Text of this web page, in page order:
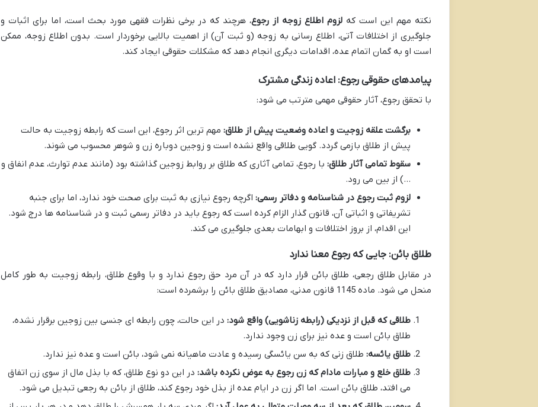
نکته مهم این است کهلزوم اطلاع زوجه از رجوع، هرچند که در برخی نظرات فقهی مورد بحث است، اما برای اثبات و
جلوگیری از اختلافات آتی، اطلاع رسانی به زوجه (و ثبت آن) از اهمیت بالایی برخوردار است. بدون اطلاع زوجه، ممکن
است او به گمان اتمام عده، اقدامات دیگری انجام دهد که مشکلات حقوقی ایجاد کند.
پیامدهای حقوقی رجوع: اعاده زندگی مشترک
با تحقق رجوع، آثار حقوقی مهمی مترتب می شود:
برگشت علقه زوجیت و اعاده وضعیت پیش از طلاق: مهم ترین اثر رجوع، این است که رابطه زوجیت به حالت
پیش از طلاق بازمی گردد. گویی طلاقی واقع نشده است و زوجین دوباره زن و شوهر محسوب می شوند.
سقوط تمامی آثار طلاق: با رجوع، تمامی آثاری که طلاق بر روابط زوجین گذاشته بود (مانند عدم توارث، عدم انفاق و
…) از بین می رود.
لزوم ثبت رجوع در شناسنامه و دفاتر رسمی: اگرچه رجوع نیازی به ثبت برای صحت خود ندارد، اما برای جنبه
تشریفاتی و اثباتی آن، قانون گذار الزام کرده است که رجوع باید در دفاتر رسمی ثبت و در شناسنامه ها درج شود.
این اقدام، از بروز اختلافات و ابهامات بعدی جلوگیری می کند.
طلاق بائن: جایی که رجوع معنا ندارد
در مقابل طلاق رجعی، طلاق بائن قرار دارد که در آن مرد حق رجوع ندارد و با وقوع طلاق، رابطه زوجیت به طور کامل
منحل می شود. ماده 1145 قانون مدنی، مصادیق طلاق بائن را برشمرده است:
طلاقی که قبل از نزدیکی (رابطه زناشویی) واقع شود: در این حالت، چون رابطه ای جنسی بین زوجین برقرار نشده،
طلاق بائن است و عده نیز برای زن وجود ندارد.
طلاق یائسه: طلاق زنی که به سن یائسگی رسیده و عادت ماهیانه نمی شود، بائن است و عده نیز ندارد.
طلاق خلع و مبارات مادام که زن رجوع به عوض نکرده باشد: در این دو نوع طلاق، که با بذل مال از سوی زن اتفاق
می افتد، طلاق بائن است. اما اگر زن در ایام عده از بذل خود رجوع کند، طلاق از بائن به رجعی تبدیل می شود.